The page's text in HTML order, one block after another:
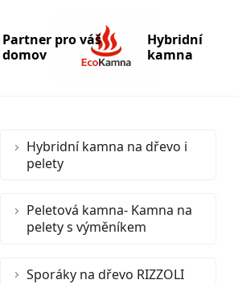
Partner pro váš
domov
Hybridní
kamna
Hybridní kamna na dřevo i
pelety
Peletová kamna- Kamna na
pelety s výměníkem
Sporáky na dřevo RIZZOLI